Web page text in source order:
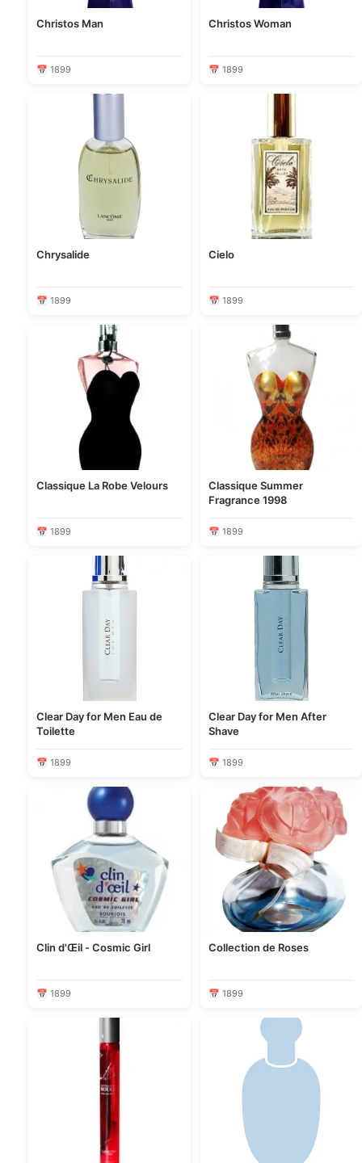
Christos Man
📅 1899
Christos Woman
📅 1899
Chrysalide
📅 1899
Cielo
📅 1899
Classique La Robe Velours
📅 1899
Classique Summer
Fragrance 1998
📅 1899
Clear Day for Men Eau de
Toilette
📅 1899
Clear Day for Men After
Shave
📅 1899
Clin d'Œil - Cosmic Girl
📅 1899
Collection de Roses
📅 1899